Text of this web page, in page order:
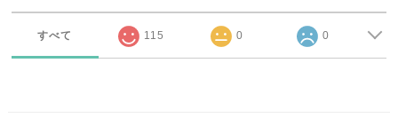
すべて 115 0 0